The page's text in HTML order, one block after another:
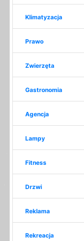
Klimatyzacja
Prawo
Zwierzęta
Gastronomia
Agencja
Lampy
Fitness
Drzwi
Reklama
Rekreacja